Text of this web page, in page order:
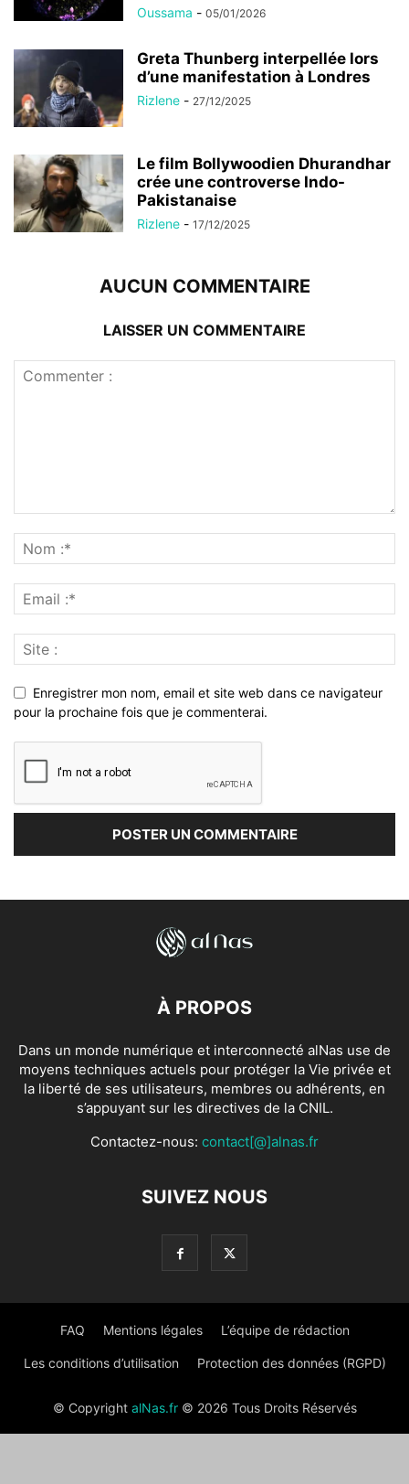
Oussama - 05/01/2026
Greta Thunberg interpellée lors
d’une manifestation à Londres
Rizlene - 27/12/2025
Le film Bollywoodien Dhurandhar
crée une controverse Indo-
Pakistanaise
Rizlene - 17/12/2025
AUCUN COMMENTAIRE
LAISSER UN COMMENTAIRE
Enregistrer mon nom, email et site web dans ce navigateur
pour la prochaine fois que je commenterai.
À PROPOS
Dans un monde numérique et interconnecté alNas use de
moyens techniques actuels pour protéger la Vie privée et
la liberté de ses utilisateurs, membres ou adhérents, en
s’appuyant sur les directives de la CNIL.
Contactez-nous: contact[@]alnas.fr
SUIVEZ NOUS
FAQ Mentions légales L’équipe de rédaction
Les conditions d’utilisation Protection des données (RGPD)
© Copyright alNas.fr© 2026 Tous Droits Réservés